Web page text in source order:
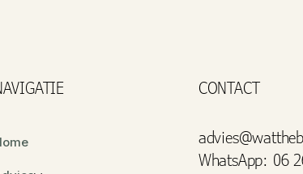
CONTACT
WhatsApp: 06